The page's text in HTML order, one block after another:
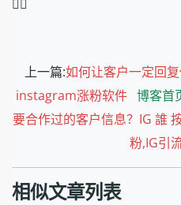
❤️‍🔥
上一篇:如何让客户一定回
instagram涨粉软件 博客首
要合作过的客户信息？IG 誰
粉,IG引
相似文章列表